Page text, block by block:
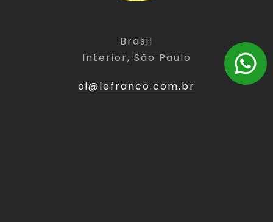
Brasil
Interior, São Paulo
oi@lefranco.com.br